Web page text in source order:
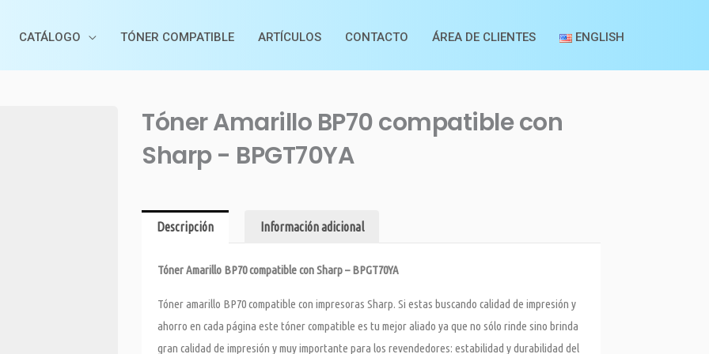
CATÁLOGO TÓNER COMPATIBLE ARTÍCULOS CONTACTO ÁREA DE CLIENTES ENGLISH
Tóner Amarillo BP70 compatible con
Sharp - BPGT70YA
Descripción Información adicional
Tóner Amarillo BP70 compatible con Sharp – BPGT70YA
Tóner amarillo BP70 compatible con impresoras Sharp. Si estas buscando calidad de impresión y
ahorro en cada página este tóner compatible es tu mejor aliado ya que no sólo rinde sino brinda
gran calidad de impresión y muy importante para los revendedores: estabilidad y durabilidad del